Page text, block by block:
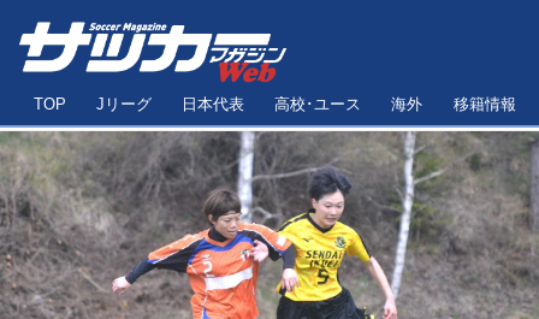
TOP Jリーグ 日本代表 高校･ユース 海外 移籍情報